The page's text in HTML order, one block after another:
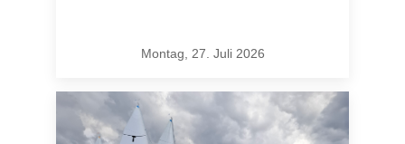
Montag, 27. Juli 2026